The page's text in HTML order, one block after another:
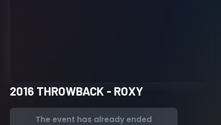
2016 THROWBACK - ROXY
The event has already ended